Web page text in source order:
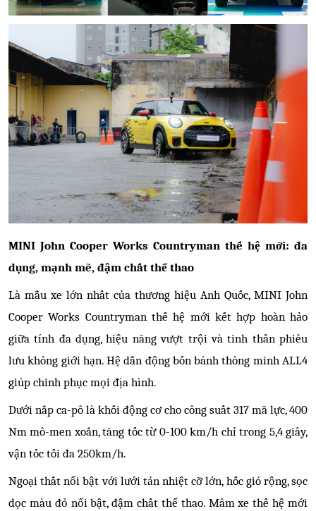
MINI John Cooper Works Countryman thế hệ mới: đa
dụng, mạnh mẽ, đậm chất thể thao
Là mẫu xe lớn nhất của thương hiệu Anh Quốc, MINI John
Cooper Works Countryman thế hệ mới kết hợp hoàn hảo
giữa tính đa dụng, hiệu năng vượt trội và tinh thần phiêu
lưu không giới hạn. Hệ dẫn động bốn bánh thông minh ALL4
giúp chinh phục mọi địa hình.
Dưới nắp ca-pô là khối động cơ cho công suất 317 mã lực, 400
Nm mô-men xoắn, tăng tốc từ 0-100 km/h chỉ trong 5,4 giây,
vận tốc tối đa 250km/h.
Ngoại thất nổi bật với lưới tản nhiệt cỡ lớn, hốc gió rộng, sọc
dọc màu đỏ nổi bật, đậm chất thể thao. Mâm xe thế hệ mới